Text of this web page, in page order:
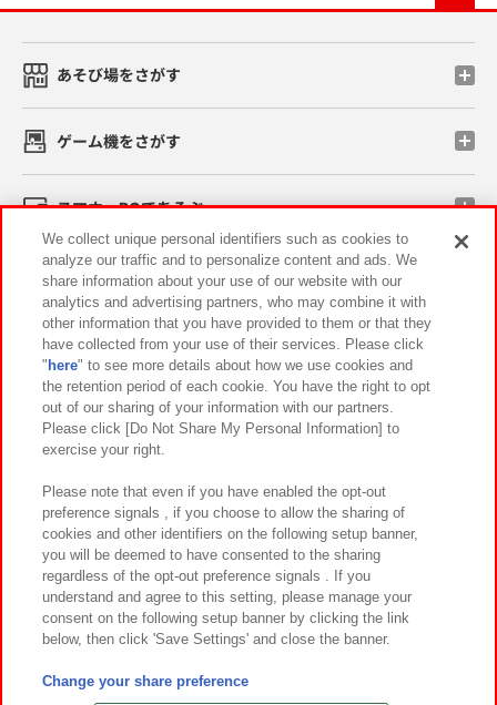
あそび場をさがす
ゲーム機をさがす
スマホ・PCであそぶ
イベント・キャンペーン
関連会社 サステナビリティ サイトポリシー
プライバシーポリシー ウェブアクセシビリティ方針と検証結果
お取引先さまとともに
カスタマーハラスメント対応方針 よくあるご質問・お問い合わせ
©Bandai Namco Amusement Inc.
©Bandai Namco Amusement Lab Inc.
We collect unique personal identifiers such as cookies to
analyze our traffic and to personalize content and ads. We
share information about your use of our website with our
analytics and advertising partners, who may combine it with
other information that you have provided to them or that they
have collected from your use of their services. Please click
" here" to see more details about how we use cookies and
the retention period of each cookie. You have the right to opt
out of our sharing of your information with our partners.
Please click [Do Not Share My Personal Information] to
exercise your right.
Please note that even if you have enabled the opt-out
preference signals , if you choose to allow the sharing of
cookies and other identifiers on the following setup banner,
you will be deemed to have consented to the sharing
regardless of the opt-out preference signals . If you
understand and agree to this setting, please manage your
consent on the following setup banner by clicking the link
below, then click 'Save Settings' and close the banner.
Change your share preference